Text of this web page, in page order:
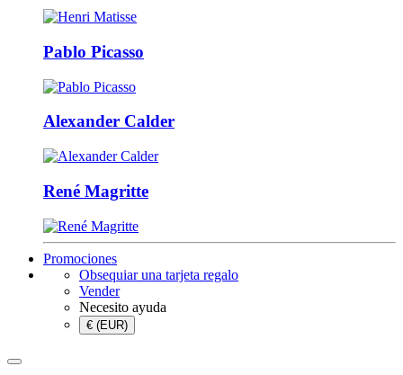
Pablo Picasso
Alexander Calder
René Magritte
Promociones
Obsequiar una tarjeta regalo
Vender
Necesito ayuda
€ (EUR)